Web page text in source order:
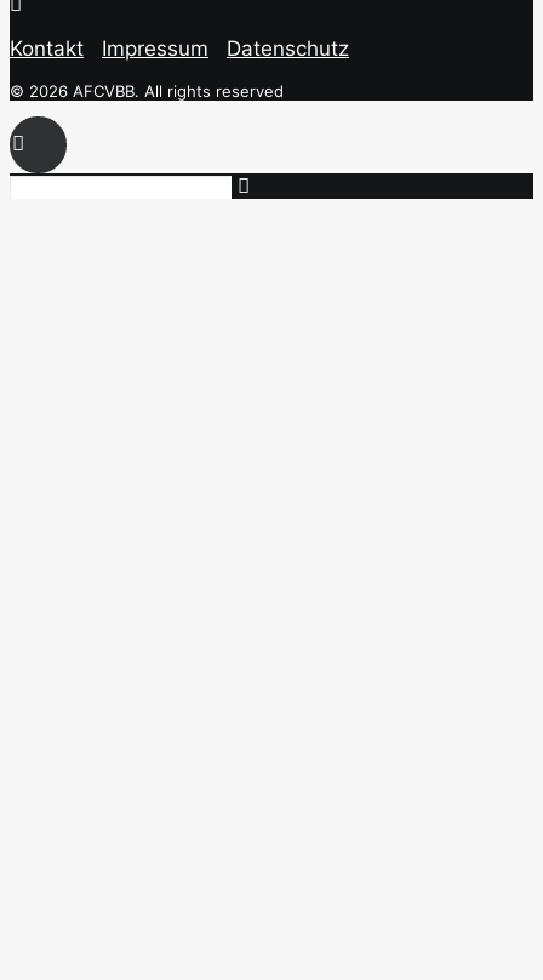
Kontakt Impressum Datenschutz
© 2026 AFCVBB. All rights reserved